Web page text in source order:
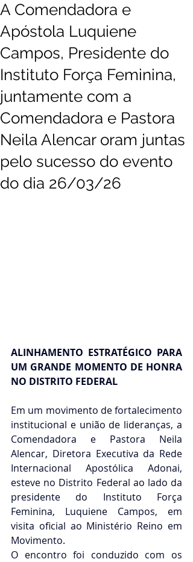
A Comendadora e
Apóstola Luquiene
Campos, Presidente do
Instituto Força Feminina,
juntamente com a
Comendadora e Pastora
Neila Alencar oram juntas
pelo sucesso do evento
do dia 26/03/26
ALINHAMENTO ESTRATÉGICO PARA
UM GRANDE MOMENTO DE HONRA
NO DISTRITO FEDERAL
Em um movimento de fortalecimento
institucional e união de lideranças, a
Comendadora e Pastora Neila
Alencar, Diretora Executiva da Rede
Internacional Apostólica Adonai,
esteve no Distrito Federal ao lado da
presidente do Instituto Força
Feminina, Luquiene Campos, em
visita oficial ao Ministério Reino em
Movimento.
O encontro foi conduzido com os